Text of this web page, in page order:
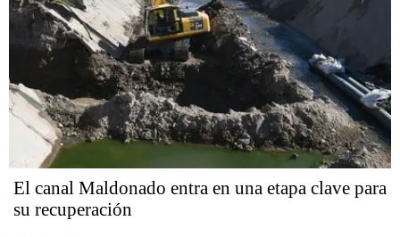
El canal Maldonado entra en una etapa clave para
su recuperación